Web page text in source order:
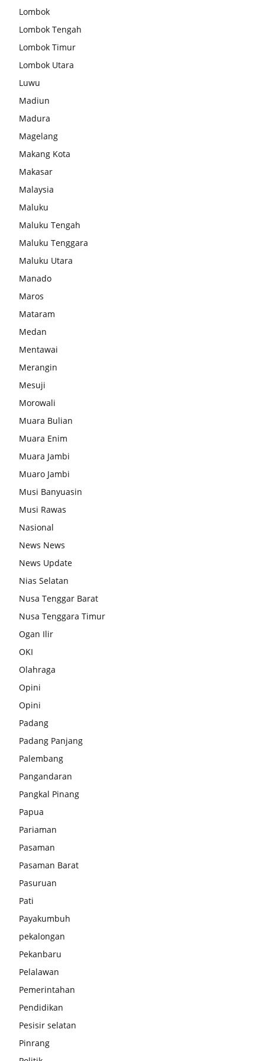
Lombok
Lombok Tengah
Lombok Timur
Lombok Utara
Luwu
Madiun
Madura
Magelang
Makang Kota
Makasar
Malaysia
Maluku
Maluku Tengah
Maluku Tenggara
Maluku Utara
Manado
Maros
Mataram
Medan
Mentawai
Merangin
Mesuji
Morowali
Muara Bulian
Muara Enim
Muara Jambi
Muaro Jambi
Musi Banyuasin
Musi Rawas
Nasional
News News
News Update
Nias Selatan
Nusa Tenggar Barat
Nusa Tenggara Timur
Ogan Ilir
OKI
Olahraga
Opini
Opini
Padang
Padang Panjang
Palembang
Pangandaran
Pangkal Pinang
Papua
Pariaman
Pasaman
Pasaman Barat
Pasuruan
Pati
Payakumbuh
pekalongan
Pekanbaru
Pelalawan
Pemerintahan
Pendidikan
Pesisir selatan
Pinrang